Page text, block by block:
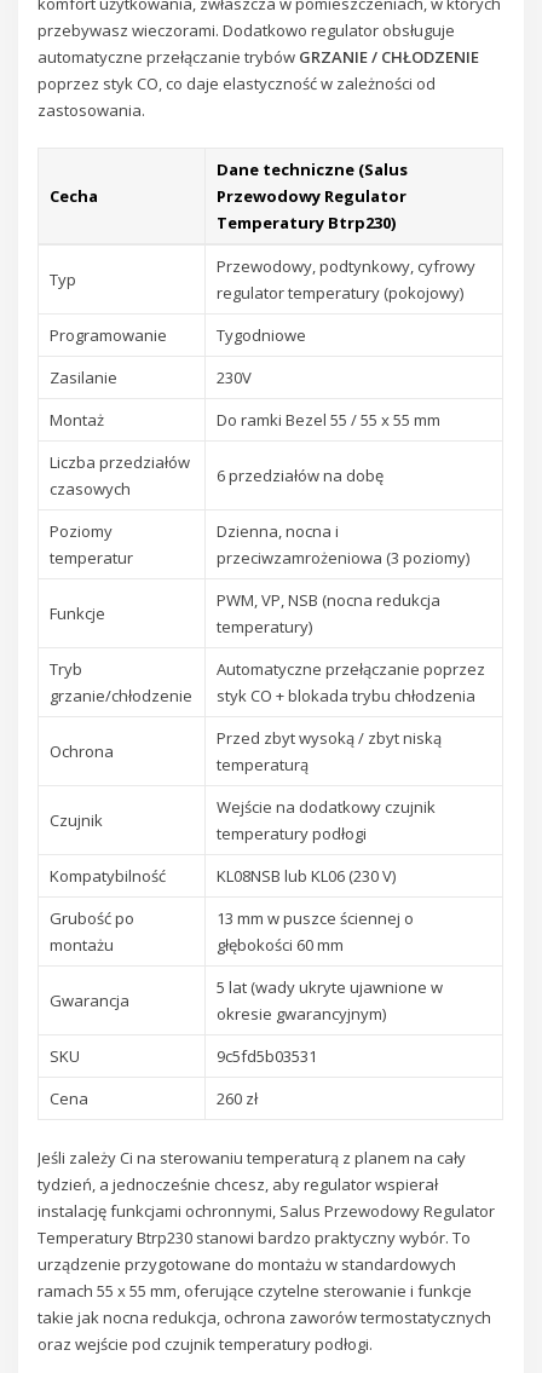
przebywasz wieczorami. Dodatkowo regulator obsługuje
automatyczne przełączanie trybów GRZANIE / CHŁODZENIE
poprzez styk CO, co daje elastyczność w zależności od
zastosowania.
Cecha
Dane techniczne (Salus
Przewodowy Regulator
Temperatury Btrp230)
Typ
Przewodowy, podtynkowy, cyfrowy
regulator temperatury (pokojowy)
Programowanie
Tygodniowe
Zasilanie
230V
Montaż
Do ramki Bezel 55 / 55 x 55 mm
Liczba przedziałów
czasowych
6 przedziałów na dobę
Poziomy
temperatur
Dzienna, nocna i
przeciwzamrożeniowa (3 poziomy)
Funkcje
PWM, VP, NSB (nocna redukcja
temperatury)
Tryb
grzanie/chłodzenie
Automatyczne przełączanie poprzez
styk CO + blokada trybu chłodzenia
Ochrona
Przed zbyt wysoką / zbyt niską
temperaturą
Czujnik
Wejście na dodatkowy czujnik
temperatury podłogi
Kompatybilność
KL08NSB lub KL06 (230 V)
Grubość po
montażu
13 mm w puszce ściennej o
głębokości 60 mm
Gwarancja
5 lat (wady ukryte ujawnione w
okresie gwarancyjnym)
SKU
9c5fd5b03531
Cena
260 zł
Jeśli zależy Ci na sterowaniu temperaturą z planem na cały
tydzień, a jednocześnie chcesz, aby regulator wspierał
instalację funkcjami ochronnymi, Salus Przewodowy Regulator
Temperatury Btrp230 stanowi bardzo praktyczny wybór. To
urządzenie przygotowane do montażu w standardowych
ramach 55 x 55 mm, oferujące czytelne sterowanie i funkcje
takie jak nocna redukcja, ochrona zaworów termostatycznych
oraz wejście pod czujnik temperatury podłogi.